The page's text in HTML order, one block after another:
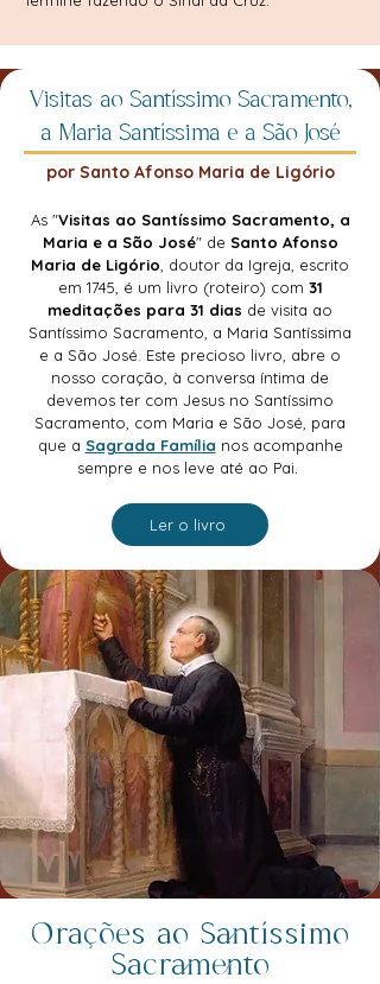
Visitas ao Santíssimo Sacramento,
a Maria Santíssima e a São José
por Santo Afonso Maria de Ligório
As "Visitas ao Santíssimo Sacramento, a
Maria e a São José" de Santo Afonso
Maria de Ligório , doutor da Igreja, escrito
em 1745, é um livro (roteiro) com 31
meditações para 31 dias de visita ao
Santíssimo Sacramento, a Maria Santíssima
e a São José. Este precioso livro, abre o
nosso coração, à conversa íntima de
devemos ter com Jesus no Santíssimo
Sacramento, com Maria e São José, para
que a Sagrada Família nos acompanhe
sempre e nos leve até ao Pai.
Ler o livro
Orações ao Santíssimo
Sacramento